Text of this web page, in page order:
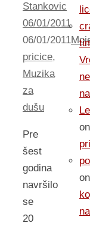
Stankovic
06/01/2011
06/01/2011
pricice,
Muzika
za
dušu
Pre
šest
godina
navršilo
se
20
on
on